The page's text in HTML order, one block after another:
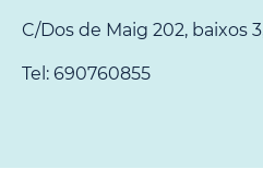
C/Dos de Maig 202, baixos
Tel: 690760855